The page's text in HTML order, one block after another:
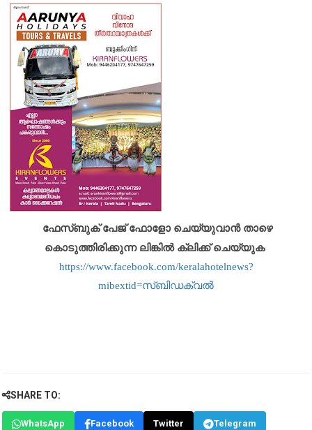
ഫേസ്ബുക് പേജ് ഫോളോ ചെയ്യുവാൻ താഴെ
കൊടുത്തിരിക്കുന്ന ലിങ്കിൽ ക്ലിക്ക് ചെയ്യുക
https://www.facebook.com/keralahotelnews?
mibextid=സ്‌ബിഡക്വൽ
SHARE TO:
WhatsApp Facebook Twitter Telegram